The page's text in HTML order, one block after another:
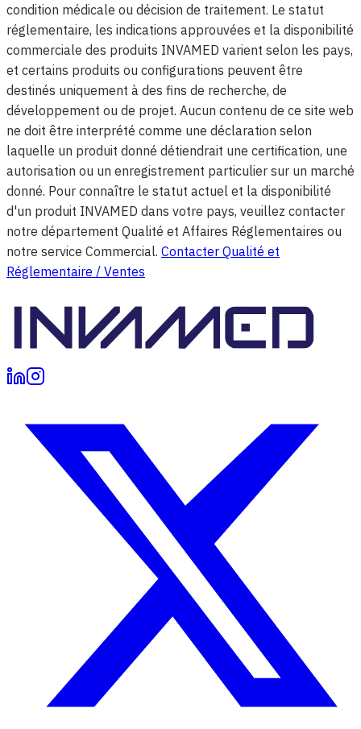
condition médicale ou décision de traitement. Le statut
réglementaire, les indications approuvées et la disponibilité
commerciale des produits INVAMED varient selon les pays,
et certains produits ou configurations peuvent être
destinés uniquement à des fins de recherche, de
développement ou de projet. Aucun contenu de ce site web
ne doit être interprété comme une déclaration selon
laquelle un produit donné détiendrait une certification, une
autorisation ou un enregistrement particulier sur un marché
donné. Pour connaître le statut actuel et la disponibilité
d'un produit INVAMED dans votre pays, veuillez contacter
notre département Qualité et Affaires Réglementaires ou
notre service Commercial. Contacter Qualité et
Réglementaire / Ventes